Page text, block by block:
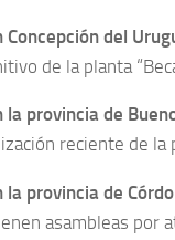
del
de la planta
provincia de
reciente de la
provincia de
asambleas por